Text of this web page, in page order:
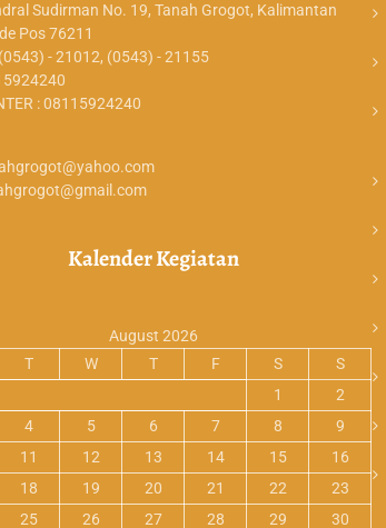
Sudirman No. 19, Tanah Grogot, Kalimantan
Pos 76211
- 21012, (0543) - 21155
: 08115924240
Kalender Kegiatan
August 2026
T W T F S
S
1
2
4 5 6 7 8
9
11 12 13 14 15
16
18 19 20 21 22
23
25 26 27 28 29 30